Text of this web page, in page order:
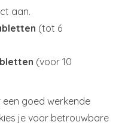
aan.
(tot 6
(voor 10
goed werkende
je voor betrouwbare